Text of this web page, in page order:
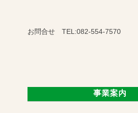
お問合せ TEL:082-554-7570
事業案内